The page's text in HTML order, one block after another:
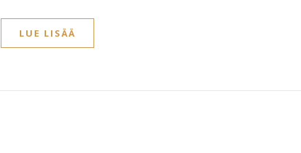
LUE LISÄÄ